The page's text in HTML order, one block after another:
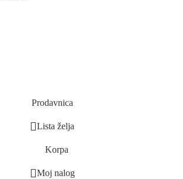
Prodavnica
Lista želja
Korpa
Moj nalog